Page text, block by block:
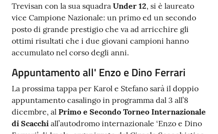
Trevisan con la sua squadra Under 12, si è laureato
vice Campione Nazionale: un primo ed un secondo
posto di grande prestigio che va ad arricchire gli
ottimi risultati che i due giovani campioni hanno
accumulato nel corso degli anni.
Appuntamento all' Enzo e Dino Ferrari
La prossima tappa per Karol e Stefano sarà il doppio
appuntamento casalingo in programma dal 3 all’8
dicembre, al Primo e Secondo Torneo Internazionale
di Scacchi all’autodromo internazionale ‘Enzo e Dino